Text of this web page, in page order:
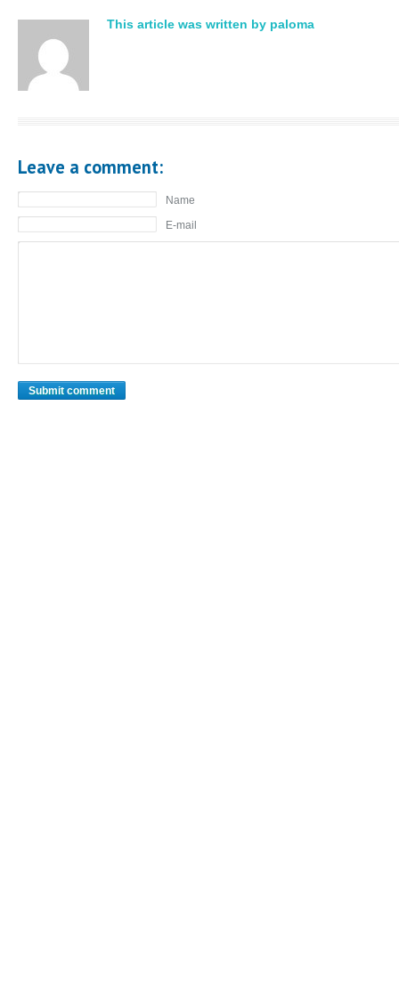
This article was written by paloma
Leave a comment:
Name
E-mail
Submit comment